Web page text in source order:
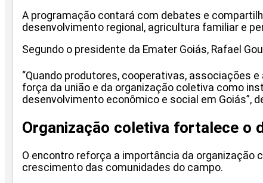
A programação contará com debates e
desenvolvimento regional, agricultura familiar e
Segundo o presidente da Emater Goiás, Rafael
“Quando produtores, cooperativas, associações
força da união e da organização coletiva como
desenvolvimento econômico e social em Goiás”,
Organização coletiva fortalece o
O encontro reforça a importância da
crescimento das comunidades do campo.